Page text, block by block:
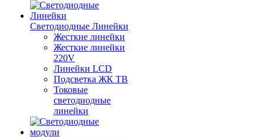
Светодиодные Линейки
Жесткие линейки
Жесткие линейки
220V
Линейки LCD
Подсветка ЖК ТВ
Токовые
светодиодные
линейки